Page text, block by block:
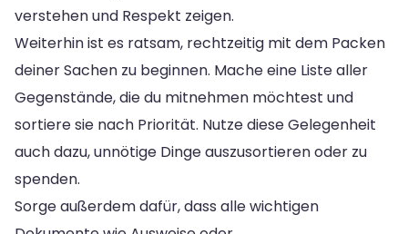
verstehen und Respekt zeigen.
Weiterhin ist es ratsam, rechtzeitig mit dem Packen
deiner Sachen zu beginnen. Mache eine Liste aller
Gegenstände, die du mitnehmen möchtest und
sortiere sie nach Priorität. Nutze diese Gelegenheit
auch dazu, unnötige Dinge auszusortieren oder zu
spenden.
Sorge außerdem dafür, dass alle wichtigen